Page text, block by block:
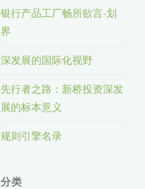
银行产品工厂畅所欲言-划
界
深发展的国际化视野
先行者之路：新桥投资深发
展的标本意义
规则引擎名录
分类